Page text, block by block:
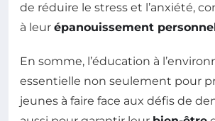
de réduire le stress et l’anxiété,
à leur épanouissement personnel
En somme, l’éducation à
essentielle non seulement pour
jeunes à faire face aux défis de